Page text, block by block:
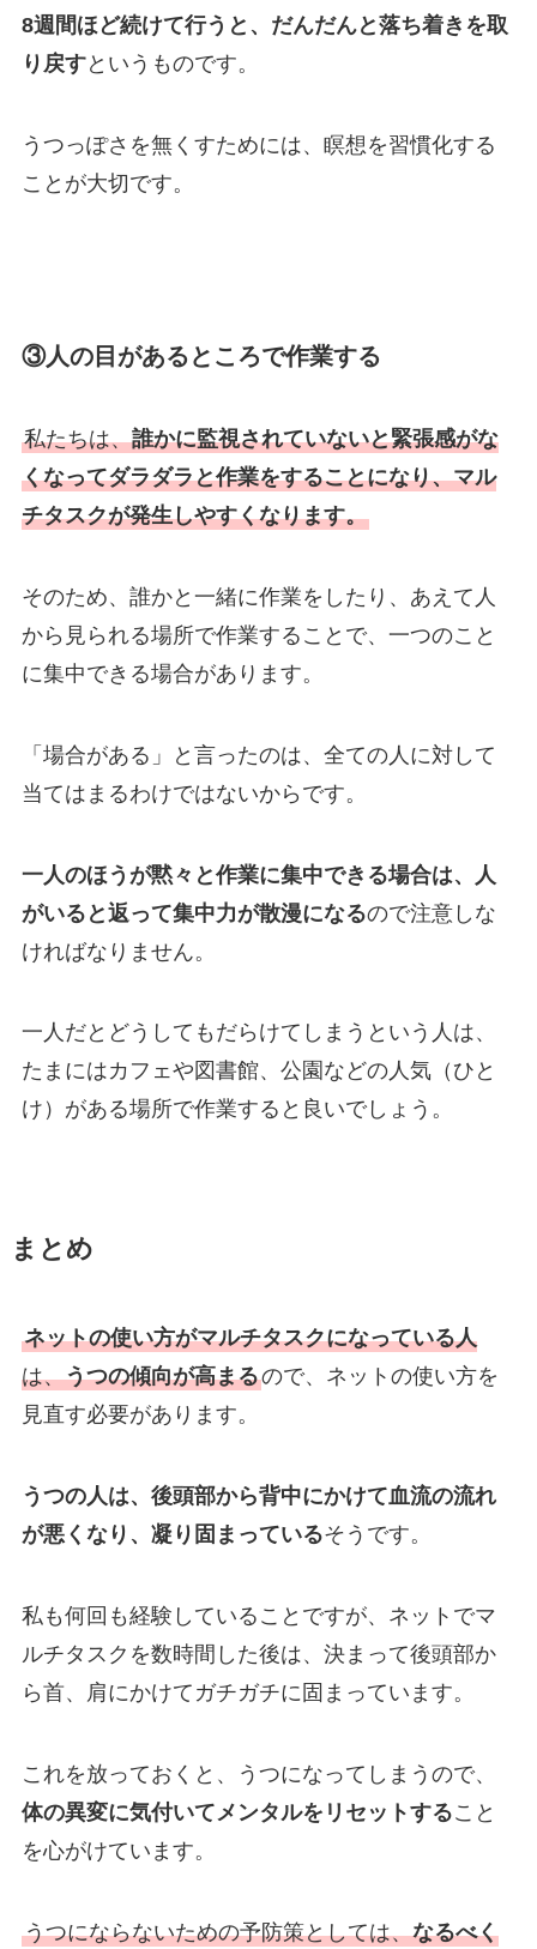
8週間ほど続けて行うと、だんだんと落ち着きを取
り戻すというものです。
うつっぽさを無くすためには、瞑想を習慣化する
ことが大切です。
③人の目があるところで作業する
私たちは、誰かに監視されていないと緊張感がな
くなってダラダラと作業をすることになり、マル
チタスクが発生しやすくなります。
そのため、誰かと一緒に作業をしたり、あえて人
から見られる場所で作業することで、一つのこと
に集中できる場合があります。
「場合がある」と言ったのは、全ての人に対して
当てはまるわけではないからです。
一人のほうが黙々と作業に集中できる場合は、人
がいると返って集中力が散漫になるので注意しな
ければなりません。
一人だとどうしてもだらけてしまうという人は、
たまにはカフェや図書館、公園などの人気（ひと
け）がある場所で作業すると良いでしょう。
まとめ
ネットの使い方がマルチタスクになっている人
は、うつの傾向が高まるので、ネットの使い方を
見直す必要があります。
うつの人は、後頭部から背中にかけて血流の流れ
が悪くなり、凝り固まっているそうです。
私も何回も経験していることですが、ネットでマ
ルチタスクを数時間した後は、決まって後頭部か
ら首、肩にかけてガチガチに固まっています。
これを放っておくと、うつになってしまうので、
体の異変に気付いてメンタルをリセットすること
を心がけています。
うつにならないための予防策としては、なるべく